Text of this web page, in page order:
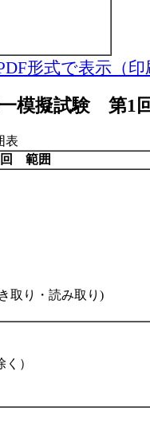
形式で表示（印
模擬試験 第1
表
範囲
取り・読み取り)
）